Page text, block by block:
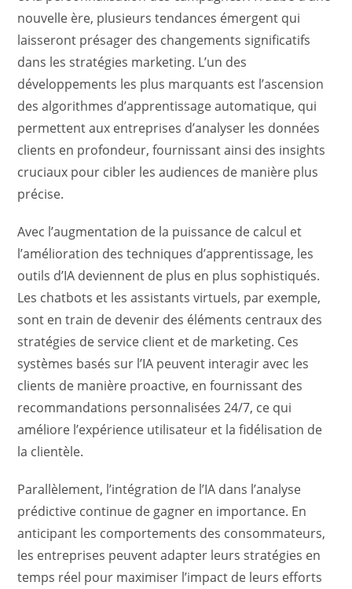
nouvelle ère, plusieurs tendances émergent qui
laisseront présager des changements significatifs
dans les stratégies marketing. L’un des
développements les plus marquants est l’ascension
des algorithmes d’apprentissage automatique, qui
permettent aux entreprises d’analyser les données
clients en profondeur, fournissant ainsi des insights
cruciaux pour cibler les audiences de manière plus
précise.
Avec l’augmentation de la puissance de calcul et
l’amélioration des techniques d’apprentissage, les
outils d’IA deviennent de plus en plus sophistiqués.
Les chatbots et les assistants virtuels, par exemple,
sont en train de devenir des éléments centraux des
stratégies de service client et de marketing. Ces
systèmes basés sur l’IA peuvent interagir avec les
clients de manière proactive, en fournissant des
recommandations personnalisées 24/7, ce qui
améliore l’expérience utilisateur et la fidélisation de
la clientèle.
Parallèlement, l’intégration de l’IA dans l’analyse
prédictive continue de gagner en importance. En
anticipant les comportements des consommateurs,
les entreprises peuvent adapter leurs stratégies en
temps réel pour maximiser l’impact de leurs efforts